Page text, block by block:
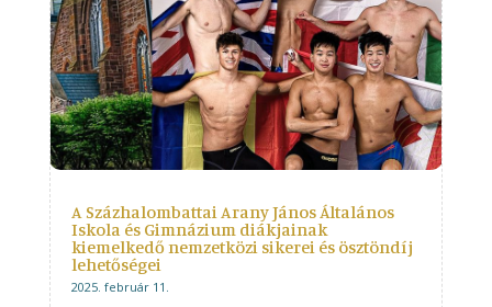
A Százhalombattai Arany János Általános
Iskola és Gimnázium diákjainak
kiemelkedő nemzetközi sikerei és ösztöndíj
lehetőségei
2025. február 11.